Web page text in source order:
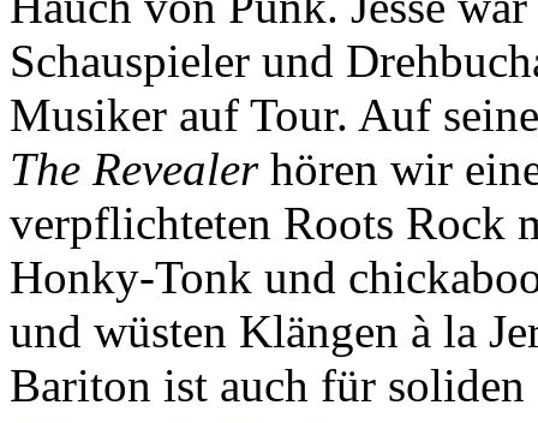
Schauspieler und
Musiker auf Tour. Auf
The Revealerhören wir
verpflichteten Roots Rock
Honky-Tonk und
und wüsten Klängen à la
Bariton ist auch für